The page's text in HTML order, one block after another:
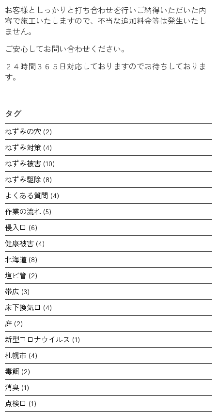
お客様としっかりと打ち合わせを行いご納得いただいた内
容で施工いたしますので、不当な追加料金等は発生いたし
ません。
ご安心してお問い合わせください。
２４時間３６５日対応しておりますのでお待ちしておりま
す。
タグ
ねずみの穴 (2)
ねずみ対策 (4)
ねずみ被害 (10)
ねずみ駆除 (8)
よくある質問 (4)
作業の流れ (5)
侵入口 (6)
健康被害 (4)
北海道 (8)
塩ビ管 (2)
帯広 (3)
床下換気口 (4)
庭 (2)
新型コロナウイルス (1)
札幌市 (4)
毒餌 (2)
消臭 (1)
点検口 (1)